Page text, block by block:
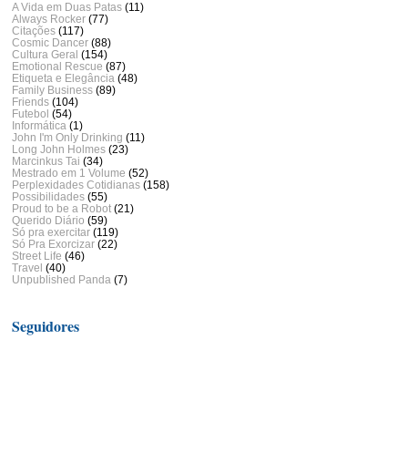
A Vida em Duas Patas (11)
Always Rocker (77)
Citações (117)
Cosmic Dancer (88)
Cultura Geral (154)
Emotional Rescue (87)
Etiqueta e Elegância (48)
Family Business (89)
Friends (104)
Futebol (54)
Informática (1)
John I'm Only Drinking (11)
Long John Holmes (23)
Marcinkus Tai (34)
Mestrado em 1 Volume (52)
Perplexidades Cotidianas (158)
Possibilidades (55)
Proud to be a Robot (21)
Querido Diário (59)
Só pra exercitar (119)
Só Pra Exorcizar (22)
Street Life (46)
Travel (40)
Unpublished Panda (7)
Seguidores